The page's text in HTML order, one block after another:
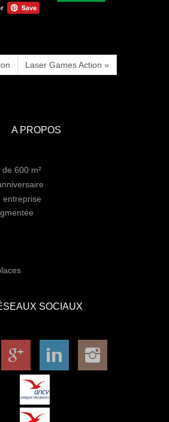
Laser Games Action »
A PROPOS
600 m²
entreprise
SOCIAUX